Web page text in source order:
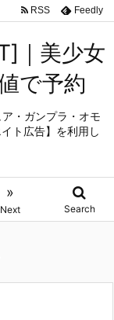
｜美少女
で予約
・ガンプラ・オモ
ト広告】を利用し
»
Next Search
RSS Feedly